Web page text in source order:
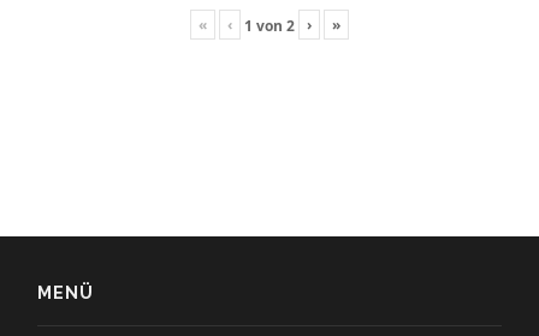
« ‹ 1 von 2 › »
MENÜ